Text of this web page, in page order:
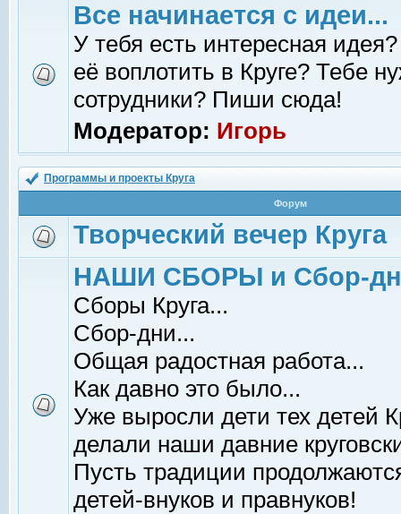
Все начинается с идеи...
У тебя есть интересная
её воплотить в Круге? Тебе
сотрудники? Пиши сюда!
Модератор: Игорь
Программы и проекты Круга
Форум
Творческий вечер Круга
НАШИ СБОРЫ и Сбор-
Сборы Круга...
Сбор-дни...
Общая радостная работа...
Как давно это было...
Уже выросли дети тех детей
делали наши давние
Пусть традиции
детей-внуков и правнуков!